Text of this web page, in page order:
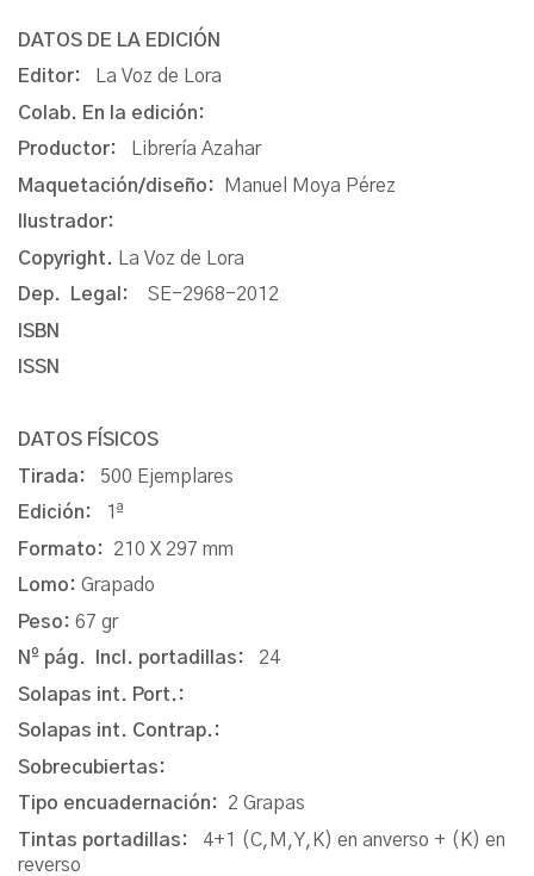
DATOS DE LA EDICIÓN
Editor:
La Voz de Lora
Colab. En la edición:
Productor:
Librería Azahar
Maquetación/diseño:
Manuel Moya Pérez
Ilustrador:
Copyright.
La Voz de Lora
Dep. Legal: SE-2968-2012
ISBN
ISSN
DATOS FÍSICOS
Tirada: 500 Ejemplares
Edición:
1ª
Formato: 210 X 297 mm
Lomo: Grapado
Peso: 67 gr
Nº pág. Incl. portadillas: 24
Solapas int. Port.:
Solapas int. Contrap.:
Sobrecubiertas:
Tipo encuadernación: 2 Grapas
Tintas portadillas: 4+1 (C,M,Y,K) en anverso + (K) en
reverso